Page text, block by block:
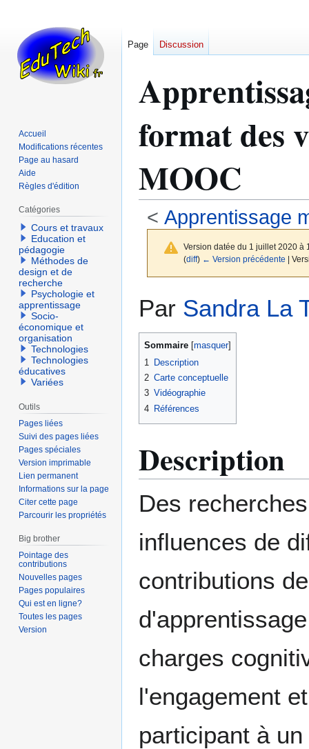
format des
MOOC
< Apprentissage
Version datée du 1 juillet 2020 à
(diff) ← Version précédente |
à
navigation
à
recherche
Par Sandra La
Sommaire
1
Description
2 Carte conceptuelle
3 Vidéographie
4 Références
Description
Des
influences de
contributions
charges
l'engagement
participant à
Page Discussion
Accueil
Modifications récentes
Page au hasard
Aide
Règles d'édition
Catégories
Cours et travaux
Education et
pédagogie
Méthodes de
design et de
recherche
Psychologie et
apprentissage
Socio-
économique et
organisation
Technologies
Technologies
éducatives
Variées
Outils
Pages liées
Suivi des pages liées
Pages spéciales
Version imprimable
Lien permanent
Informations sur la page
Citer cette page
Parcourir les propriétés
Big brother
Pointage des
contributions
Nouvelles pages
Pages populaires
Qui est en ligne?
Toutes les pages
Version